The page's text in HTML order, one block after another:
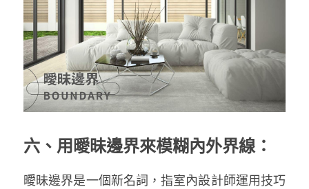
六、用曖昧邊界來模糊內外界線：
曖昧邊界是一個新名詞，指室內設計師運用技巧